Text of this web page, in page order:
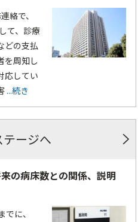
絡で、
て、診療
どの支払
を周知し
応してい
...続き
ージへ
の病床数との関係、説明
に、